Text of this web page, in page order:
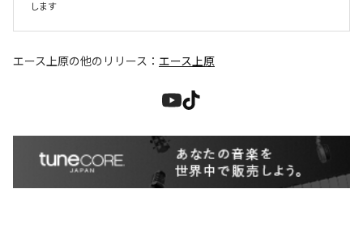
します
エース上原の他のリリース： エース上原